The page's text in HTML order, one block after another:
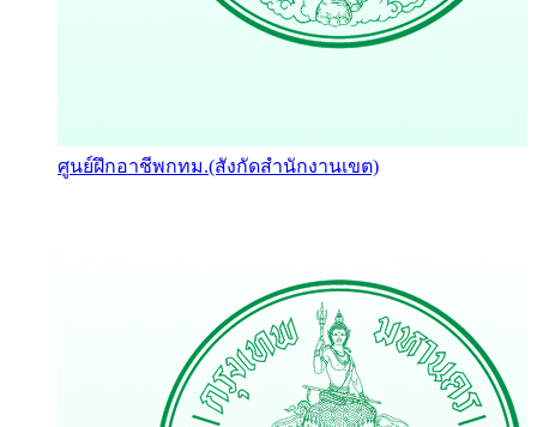
ศูนย์ฝึกอาชีพกทม.(สังกัดสำนักงานเขต)